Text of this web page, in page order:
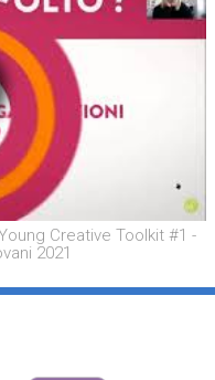
Creative Toolkit #1 -
2021